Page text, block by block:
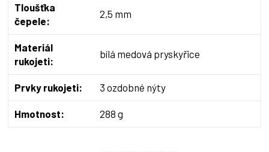
Tloušťka
čepele:
2,5 mm
Materiál
rukojeti:
bílá medová pryskyřice
Prvky rukojeti: 3 ozdobné nýty
Hmotnost: 288 g